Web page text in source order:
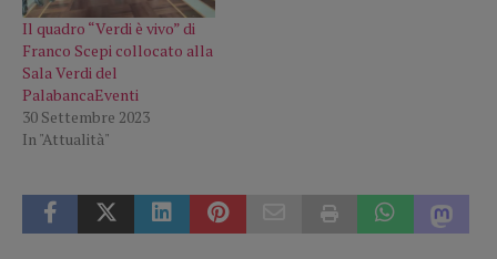
Il quadro “Verdi è vivo” di
Franco Scepi collocato alla
Sala Verdi del
PalabancaEventi
30 Settembre 2023
In "Attualità"